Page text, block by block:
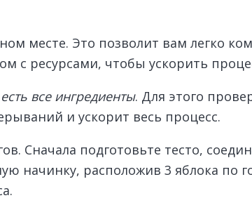
месте. Это позволит вам легко
с ресурсами, чтобы ускорить
все ингредиенты. Для этого
и ускорит весь процесс.
Сначала подготовьте тесто,
начинку, расположив 3 яблока по